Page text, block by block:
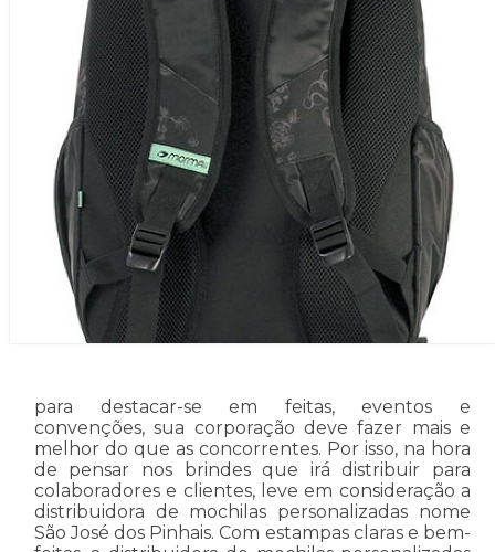
para destacar-se em feitas, eventos e
convenções, sua corporação deve fazer mais e
melhor do que as concorrentes. Por isso, na hora
de pensar nos brindes que irá distribuir para
colaboradores e clientes, leve em consideração a
distribuidora de mochilas personalizadas nome
São José dos Pinhais. Com estampas claras e bem-